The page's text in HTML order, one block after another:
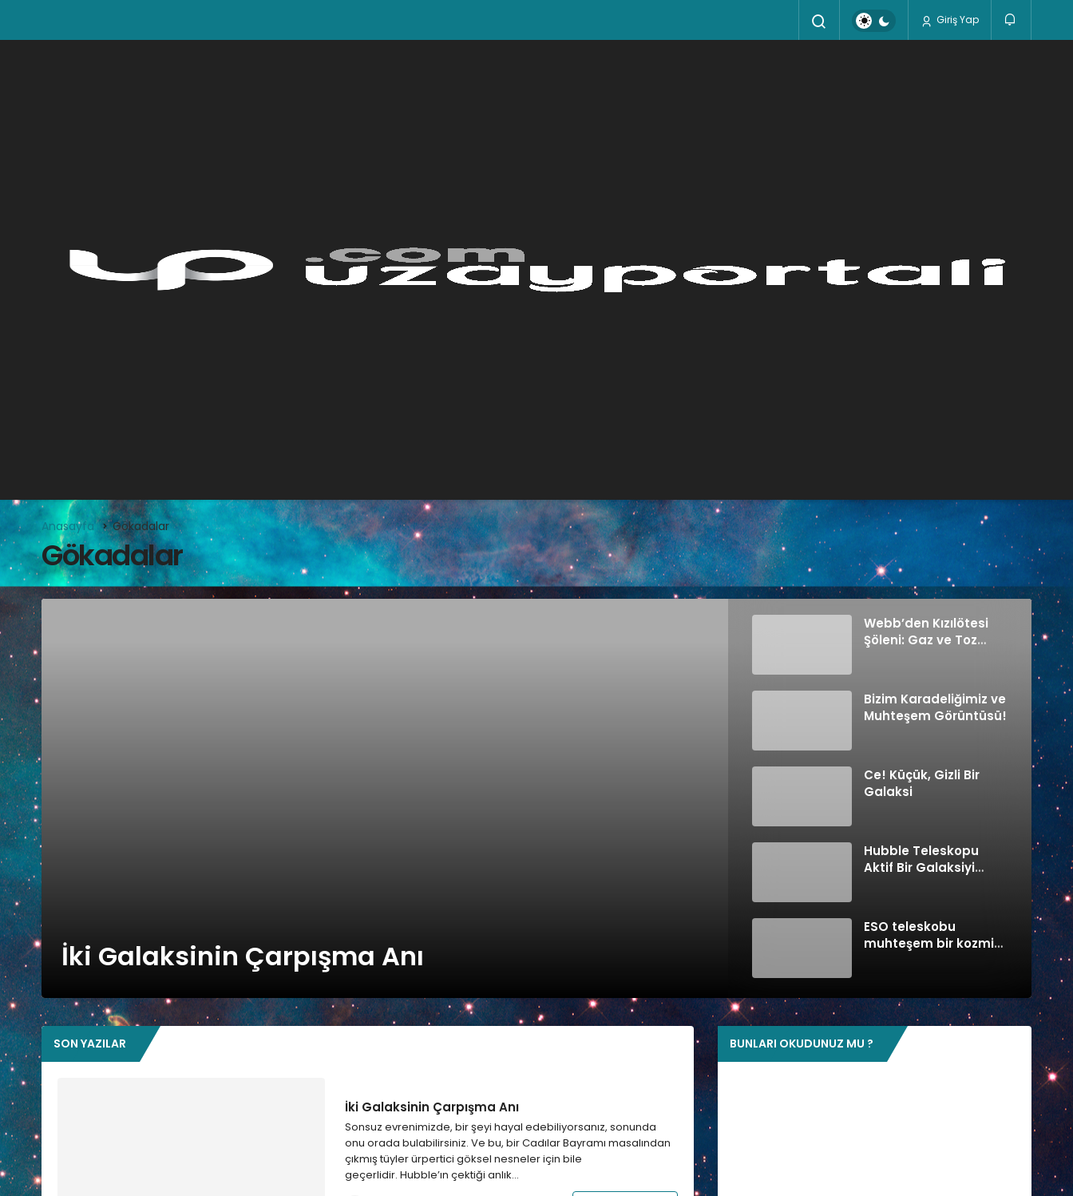
Giriş Yap
Anasayfa Gökadalar
Gökadalar
İki Galaksinin Çarpışma Anı
Webb’den Kızılötesi
Şöleni: Gaz ve Toz
Bizim Karadeliğimiz ve
Muhteşem Görüntüsü!
Ce! Küçük, Gizli Bir
Galaksi
Hubble Teleskopu
Aktif Bir Galaksiyi
ESO teleskobu
muhteşem bir kozmik
SON YAZILAR
İki Galaksinin Çarpışma Anı
Sonsuz evrenimizde, bir şeyi hayal edebiliyorsanız, sonunda
onu orada bulabilirsiniz. Ve bu, bir Cadılar Bayramı masalından
çıkmış tüyler ürpertici göksel nesneler için bile
geçerlidir. Hubble’ın çektiği anlık…
BUNLARI OKUDUNUZ MU ?